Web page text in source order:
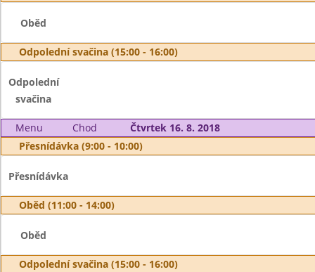
Oběd
Odpolední svačina (15:00 - 16:00)
Odpolední
svačina
Menu Chod
Čtvrtek 16. 8. 2018
Přesnídávka (9:00 - 10:00)
Přesnídávka
Oběd (11:00 - 14:00)
Oběd
Odpolední svačina (15:00 - 16:00)